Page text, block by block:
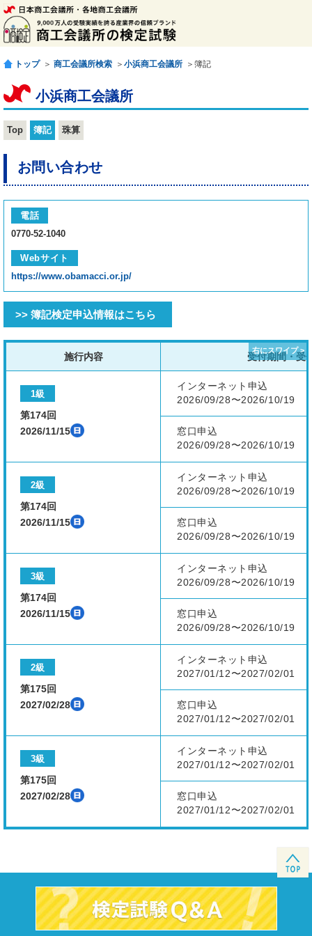
トップ ＞ 商工会議所検索 ＞ 小浜商工会議所 ＞簿記
小浜商工会議所
Top 簿記 珠算
お問い合わせ
電話
0770-52-1040
Webサイト
https://www.obamacci.or.jp/
>> 簿記検定申込情報はこちら
施行内容 受付期間・受
1級
第174回
2026/11/15
インターネット申込
2026/09/28〜2026/10/19
窓口申込
2026/09/28〜2026/10/19
2級
第174回
2026/11/15
インターネット申込
2026/09/28〜2026/10/19
窓口申込
2026/09/28〜2026/10/19
3級
第174回
2026/11/15
インターネット申込
2026/09/28〜2026/10/19
窓口申込
2026/09/28〜2026/10/19
2級
第175回
2027/02/28
インターネット申込
2027/01/12〜2027/02/01
窓口申込
2027/01/12〜2027/02/01
3級
第175回
2027/02/28
インターネット申込
2027/01/12〜2027/02/01
窓口申込
2027/01/12〜2027/02/01